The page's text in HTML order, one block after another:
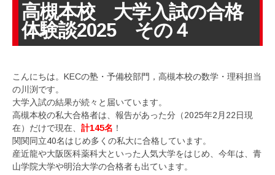
高槻本校 大学入試の合格
体験談2025 その４
こんにちは。KECの塾・予備校部門，高槻本校の数学・理科担当
の川渕です。
大学入試の結果が続々と届いています。
高槻本校の私大合格者は、報告があった分（2025年2月22日現
在）だけで現在、 計145名 ！
関関同立40名はじめ多くの私大に合格しています。
産近龍や大阪医科薬科大といった人気大学をはじめ、今年は、青
山学院大学や明治大学の合格者も出ています。